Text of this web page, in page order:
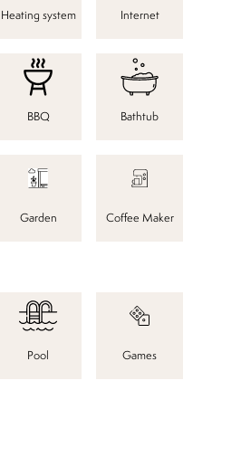
Heating system Internet
BBQ Bathtub
Garden Coffee Maker
Pool Games